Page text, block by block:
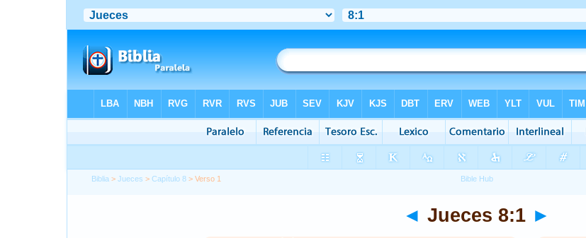
Biblia >Jueces >Capítulo 8 > Verso 1
◄ Jueces 8:1 ►